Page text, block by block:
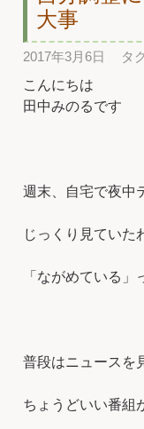
大事
2017年3月6日 タ
こんにちは
田中みのるです
週末、自宅で夜中
じっくり見ていた
「ながめている」
普段はニュースを
ちょうどいい番組